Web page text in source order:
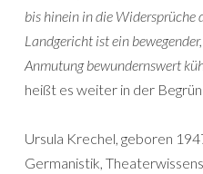
bis hinein in die Widersprüche
Landgericht ist ein
Anmutung bewundernswert
heißt es weiter in der
Ursula Krechel, geboren
Germanistik,